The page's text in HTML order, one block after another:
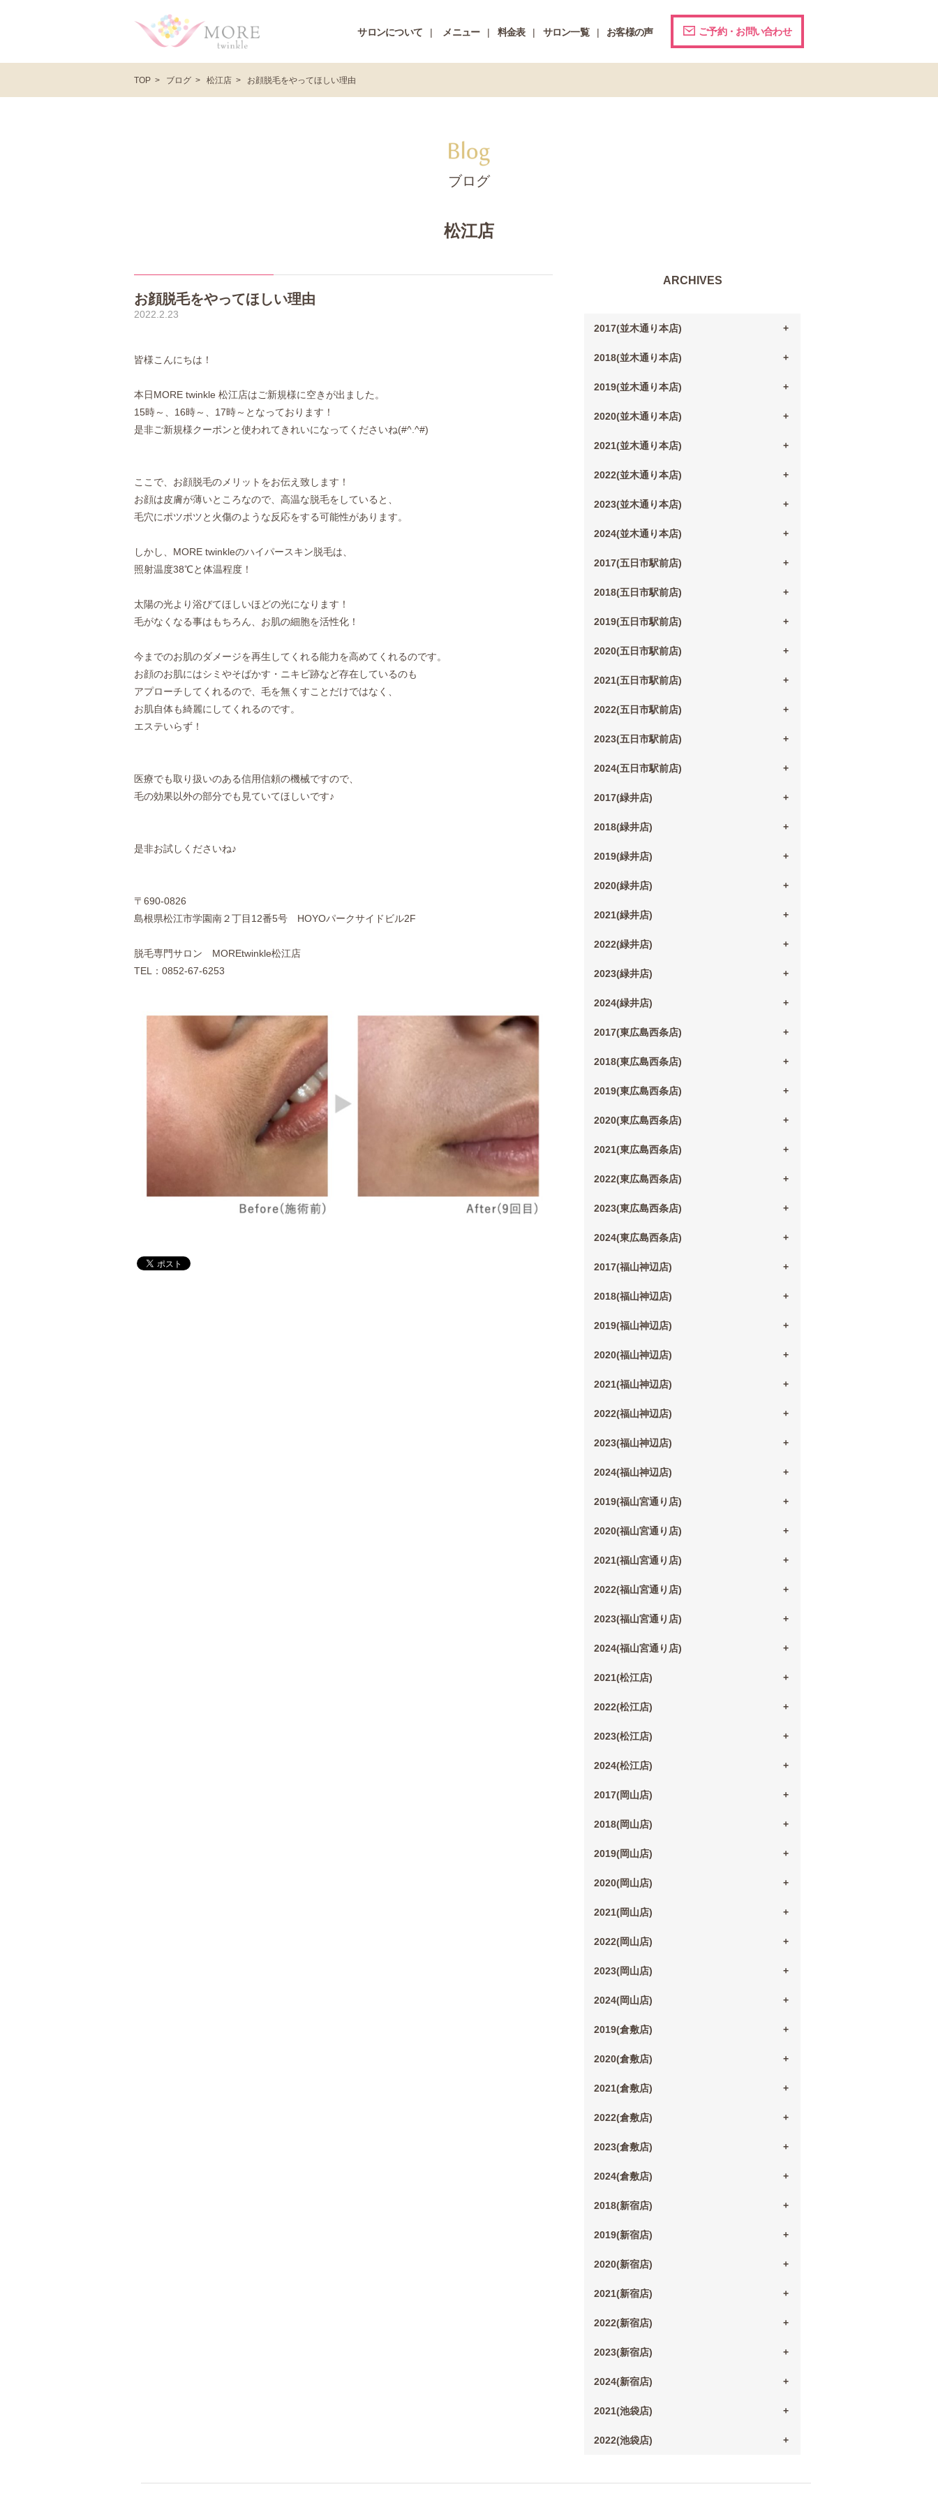
サロンについて メニュー 料金表 サロン一覧 お客様の声 ご予約・お問い合わせ
TOP ブログ 松江店 お顔脱毛をやってほしい理由
ブログ
松江店
お顔脱毛をやってほしい理由
2022.2.23
皆様こんにちは！
本日MORE twinkle 松江店はご新規様に空きが出ました。
15時～、16時～、17時～となっております！
是非ご新規様クーポンと使われてきれいになってくださいね(#^.^#)
ここで、お顔脱毛のメリットをお伝え致します！
お顔は皮膚が薄いところなので、高温な脱毛をしていると、
毛穴にポツポツと火傷のような反応をする可能性があります。
しかし、MORE twinkleのハイパースキン脱毛は、
照射温度38℃と体温程度！
太陽の光より浴びてほしいほどの光になります！
毛がなくなる事はもちろん、お肌の細胞を活性化！
今までのお肌のダメージを再生してくれる能力を高めてくれるのです。
お顔のお肌にはシミやそばかす・ニキビ跡など存在しているのも
アプローチしてくれるので、毛を無くすことだけではなく、
お肌自体も綺麗にしてくれるのです。
エステいらず！
医療でも取り扱いのある信用信頼の機械ですので、
毛の効果以外の部分でも見ていてほしいです♪
是非お試しくださいね♪
〒690-0826
島根県松江市学園南２丁目12番5号 HOYOパークサイドビル2F
脱毛専門サロン MOREtwinkle松江店
TEL：0852-67-6253
ARCHIVES
2017(並木通り本店)
2018(並木通り本店)
2019(並木通り本店)
2020(並木通り本店)
2021(並木通り本店)
2022(並木通り本店)
2023(並木通り本店)
2024(並木通り本店)
2017(五日市駅前店)
2018(五日市駅前店)
2019(五日市駅前店)
2020(五日市駅前店)
2021(五日市駅前店)
2022(五日市駅前店)
2023(五日市駅前店)
2024(五日市駅前店)
2017(緑井店)
2018(緑井店)
2019(緑井店)
2020(緑井店)
2021(緑井店)
2022(緑井店)
2023(緑井店)
2024(緑井店)
2017(東広島西条店)
2018(東広島西条店)
2019(東広島西条店)
2020(東広島西条店)
2021(東広島西条店)
2022(東広島西条店)
2023(東広島西条店)
2024(東広島西条店)
2017(福山神辺店)
2018(福山神辺店)
2019(福山神辺店)
2020(福山神辺店)
2021(福山神辺店)
2022(福山神辺店)
2023(福山神辺店)
2024(福山神辺店)
2019(福山宮通り店)
2020(福山宮通り店)
2021(福山宮通り店)
2022(福山宮通り店)
2023(福山宮通り店)
2024(福山宮通り店)
2021(松江店)
2022(松江店)
2023(松江店)
2024(松江店)
2017(岡山店)
2018(岡山店)
2019(岡山店)
2020(岡山店)
2021(岡山店)
2022(岡山店)
2023(岡山店)
2024(岡山店)
2019(倉敷店)
2020(倉敷店)
2021(倉敷店)
2022(倉敷店)
2023(倉敷店)
2024(倉敷店)
2018(新宿店)
2019(新宿店)
2020(新宿店)
2021(新宿店)
2022(新宿店)
2023(新宿店)
2024(新宿店)
2021(池袋店)
2022(池袋店)